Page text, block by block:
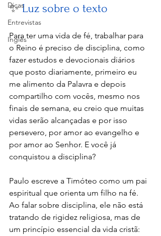
Dicas
Entrevistas
Inglês
✨ Luz sobre o texto
Para ter uma vida de fé, trabalhar para
o Reino é preciso de disciplina, como
fazer estudos e devocionais diários
que posto diariamente, primeiro eu
me alimento da Palavra e depois
compartilho com vocês, mesmo nos
finais de semana, eu creio que muitas
vidas serão alcançadas e por isso
persevero, por amor ao evangelho e
por amor ao Senhor. E você já
conquistou a disciplina?
Paulo escreve a Timóteo como um pai
espiritual que orienta um filho na fé.
Ao falar sobre disciplina, ele não está
tratando de rigidez religiosa, mas de
um princípio essencial da vida cristã: